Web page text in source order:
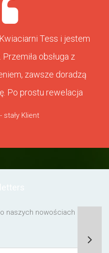
Tess i jestem
obsługa z
zawsze doradzą
Po prostu rewelacja
stały Klient
naszych nowościach lub o